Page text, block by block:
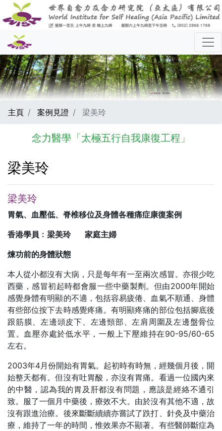
主頁 案例見證 梁美玲
念力醫學「太極五行自我康復工程」
梁美玲
梁美玲
胃氣、 血壓低、脊椎移位及身體各種痛症康復案例
香港學員﹕梁美玲 家庭主婦
煉功前的身體狀態
本人從小都沒有大病，只是每年有一至兩次感冒。亦很少吃
西藥，感冒初起時都會服一些中藥製劑。但由2000年開始
感覺身體有明顯的不適，包括容易疲倦、血氣不順通、身體
有些部位按下去時感覺疼痛。有明顯疼痛的部位包括腳底後
跟筋膜、左邊頭皮下、左邊頸部、左肩周圍及左邊盤骨位
置。血壓亦處於低水平，一般上下壓維持在90-95/60-65
左右。
2003年4月份開始有胃氣。起初時有時無，經幾個月後，開
始整天都有。但沒有吐胃酸，亦沒有胃痛。看過一位國內來
的中醫，認為我的胃及肝都沒有問題，應該是經絡不通引
致。服了一個月中藥後，療效不大。由於沒有其他不適，故
沒有跟進治療。後來斷斷續續亦嘗試了跌打、針灸及中藥治
療，維持了一年的時間，惟效果亦不顯著。有些醫師斷症為